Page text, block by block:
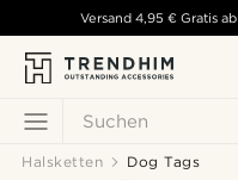
Suchen
Versand 4,95 € Gratis ab
Halsketten Dog Tags